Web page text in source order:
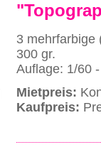
3 mehrfarbige
300 gr.
Auflage: 1/60
Mietpreis:
Kaufpreis: